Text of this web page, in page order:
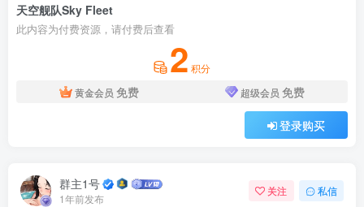
天空舰队Sky Fleet
此内容为付费资源，请付费后查看
2 积分
黄金会员 免费 超级会员 免费
登录购买
群主1号
1年前发布
关注 私信